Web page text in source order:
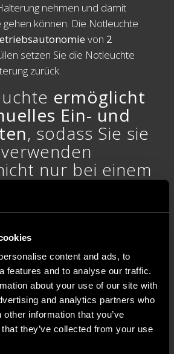
content and ads, to
features and to analyse our traffic.
about your use of our site with
and analytics partners who
information that you’ve
they’ve collected from your use
nehmen und damit
können. Die Notleuchte
von 2
setzen Sie die Notleuchte
zurück.
ermöglicht
Ein- und
, sodass Sie sie
nur bei einem
ist ein Bestandteil des
Elementen und
Line, Soft und Pure